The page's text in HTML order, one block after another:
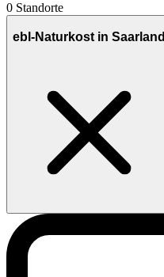
0 Standorte
ebl-Naturkost in Saarland